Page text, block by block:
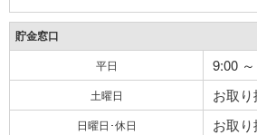
貯金窓口
平日 9:00
土曜日 お取
日曜日･休日 お取